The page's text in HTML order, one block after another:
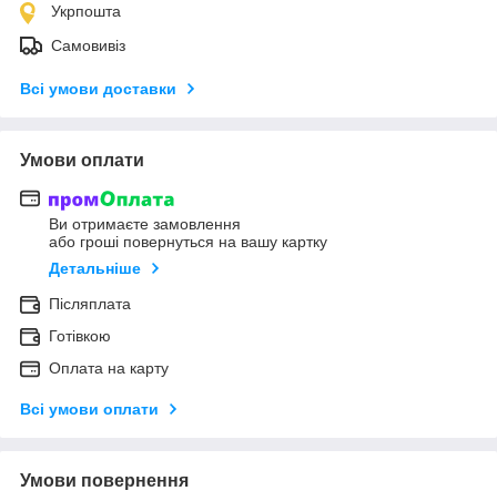
Укрпошта
Самовивіз
Всі умови доставки
Умови оплати
Ви отримаєте замовлення
або гроші повернуться на вашу картку
Детальніше
Післяплата
Готівкою
Оплата на карту
Всі умови оплати
Умови повернення